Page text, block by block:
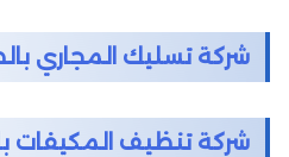
شركة تسليك المجاري
شركة تنظيف المكيفات